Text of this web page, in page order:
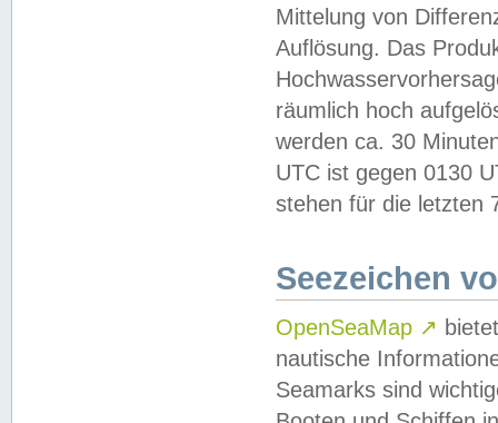
Mittelung von
Auflösung. Das
räumlich hoch
werden ca. 30
UTC ist gegen 0130
stehen für die letzten
Seezeichen
OpenSeaMap ↗
nautische
Seamarks sind